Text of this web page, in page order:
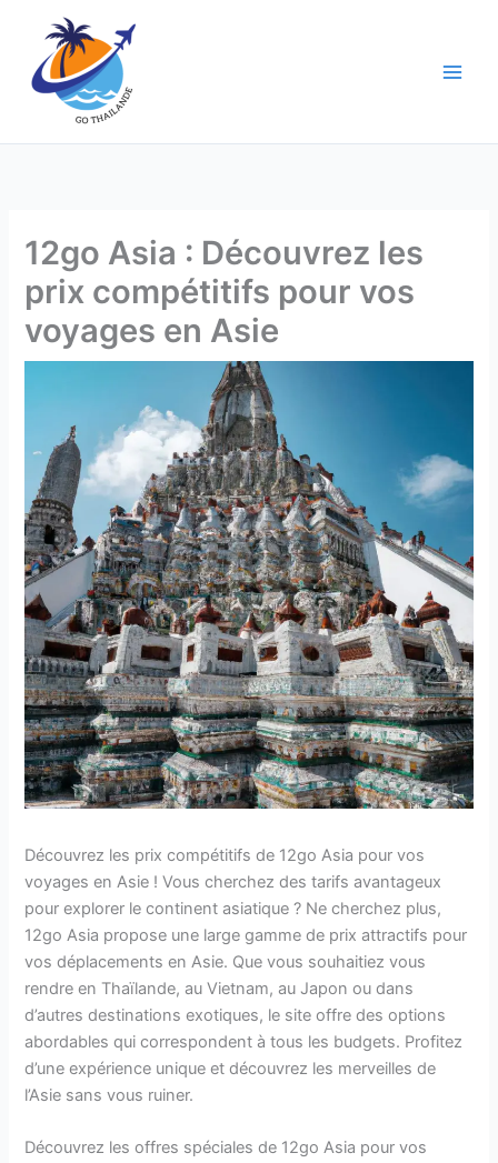
contenu
12go Asia : Découvrez les
prix compétitifs pour vos
voyages en Asie
Découvrez les prix compétitifs de 12go Asia pour vos
voyages en Asie ! Vous cherchez des tarifs avantageux
pour explorer le continent asiatique ? Ne cherchez plus,
12go Asia propose une large gamme de prix attractifs pour
vos déplacements en Asie. Que vous souhaitiez vous
rendre en Thaïlande, au Vietnam, au Japon ou dans
d’autres destinations exotiques, le site offre des options
abordables qui correspondent à tous les budgets. Profitez
d’une expérience unique et découvrez les merveilles de
l’Asie sans vous ruiner.
Découvrez les offres spéciales de 12go Asia pour vos